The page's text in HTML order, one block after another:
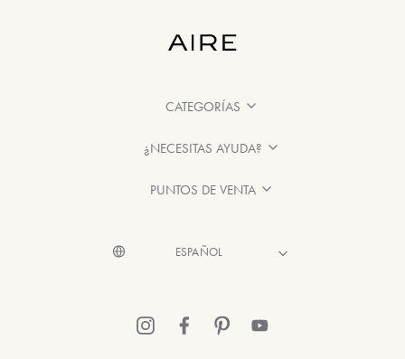
CATEGORÍAS
¿NECESITAS AYUDA?
PUNTOS DE VENTA